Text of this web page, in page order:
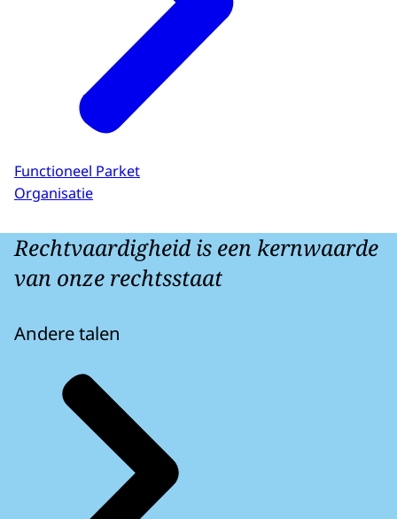
Functioneel Parket
Organisatie
Rechtvaardigheid is een kernwaarde
van onze rechtsstaat
Andere talen